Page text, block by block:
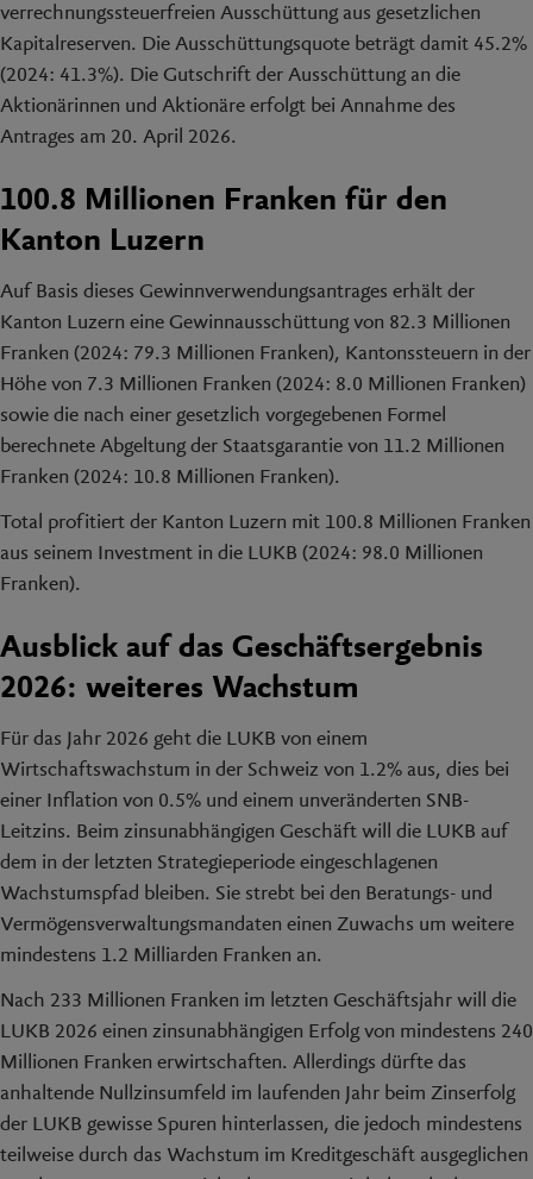
verrechnungssteuerfreien Ausschüttung aus gesetzlichen
Kapitalreserven. Die Ausschüttungsquote beträgt damit 45.2%
(2024: 41.3%). Die Gutschrift der Ausschüttung an die
Aktionärinnen und Aktionäre erfolgt bei Annahme des
Antrages am 20. April 2026.
100.8 Millionen Franken für den
Kanton Luzern
Auf Basis dieses Gewinnverwendungsantrages erhält der
Kanton Luzern eine Gewinnausschüttung von 82.3 Millionen
Franken (2024: 79.3 Millionen Franken), Kantonssteuern in der
Höhe von 7.3 Millionen Franken (2024: 8.0 Millionen Franken)
sowie die nach einer gesetzlich vorgegebenen Formel
berechnete Abgeltung der Staatsgarantie von 11.2 Millionen
Franken (2024: 10.8 Millionen Franken).
Total profitiert der Kanton Luzern mit 100.8 Millionen Franken
aus seinem Investment in die LUKB (2024: 98.0 Millionen
Franken).
Ausblick auf das Geschäftsergebnis
2026: weiteres Wachstum
Für das Jahr 2026 geht die LUKB von einem
Wirtschaftswachstum in der Schweiz von 1.2% aus, dies bei
einer Inflation von 0.5% und einem unveränderten SNB-
Leitzins. Beim zinsunabhängigen Geschäft will die LUKB auf
dem in der letzten Strategieperiode eingeschlagenen
Wachstumspfad bleiben. Sie strebt bei den Beratungs- und
Vermögensverwaltungsmandaten einen Zuwachs um weitere
mindestens 1.2 Milliarden Franken an.
Nach 233 Millionen Franken im letzten Geschäftsjahr will die
LUKB 2026 einen zinsunabhängigen Erfolg von mindestens 240
Millionen Franken erwirtschaften. Allerdings dürfte das
anhaltende Nullzinsumfeld im laufenden Jahr beim Zinserfolg
der LUKB gewisse Spuren hinterlassen, die jedoch mindestens
teilweise durch das Wachstum im Kreditgeschäft ausgeglichen